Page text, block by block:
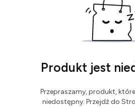
Produkt jest
Przepraszamy, produkt,
niedostępny. Przejdź do